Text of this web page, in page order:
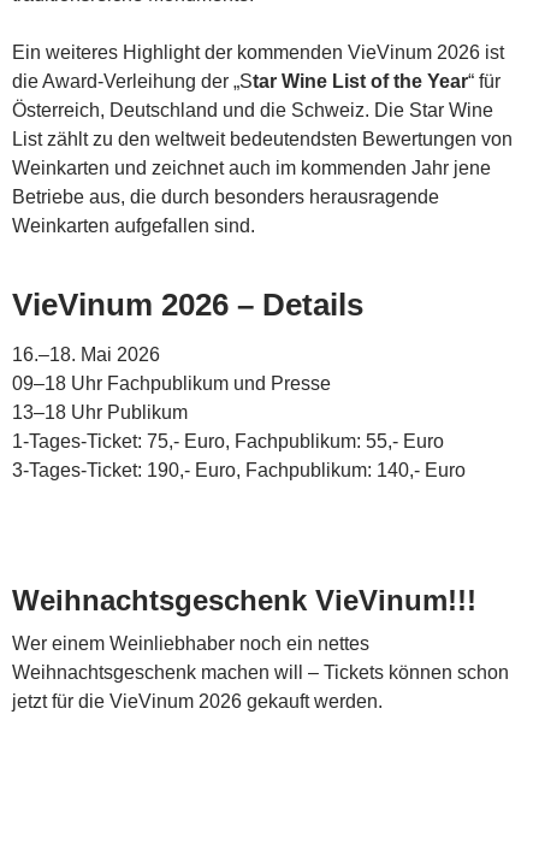
Ein weiteres Highlight der kommenden VieVinum 2026 ist
die Award-Verleihung der „Star Wine List of the Year“ für
Österreich, Deutschland und die Schweiz. Die Star Wine
List zählt zu den weltweit bedeutendsten Bewertungen von
Weinkarten und zeichnet auch im kommenden Jahr jene
Betriebe aus, die durch besonders herausragende
Weinkarten aufgefallen sind.
VieVinum 2026 – Details
16.–18. Mai 2026
09–18 Uhr Fachpublikum und Presse
13–18 Uhr Publikum
1-Tages-Ticket: 75,- Euro, Fachpublikum: 55,- Euro
3-Tages-Ticket: 190,- Euro, Fachpublikum: 140,- Euro
Weihnachtsgeschenk VieVinum!!!
Wer einem Weinliebhaber noch ein nettes
Weihnachtsgeschenk machen will – Tickets können schon
jetzt für die VieVinum 2026 gekauft werden.